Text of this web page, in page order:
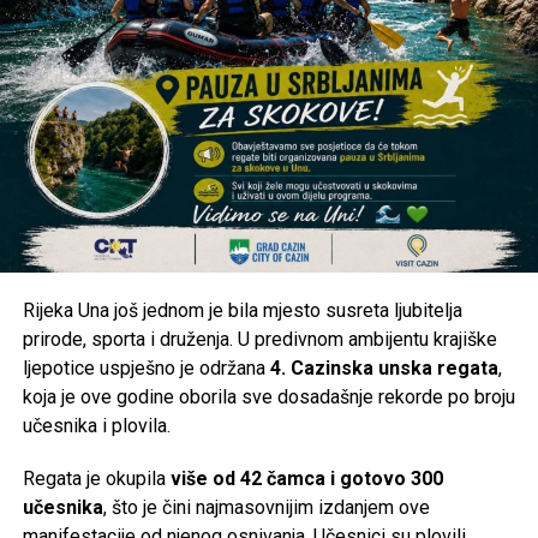
U ovakvim okolnostima posebno je važno da nadležne
službe redovno obavještavaju javnost o razlozima
restrikcija, očekivanom trajanju prekida i planovima za
stabilizaciju sistema, kako bi se građani mogli na vrijeme
organizovati.
Kakva je situacija kod vas?
Da li je voda stigla u vaše naselje ili ste i dalje bez
vodosnabdijevanja? Pišite nam u komentarima iz kojeg ste
informacije mogu pomoći i drugim građanima da steknu
jasniju sliku o stanju na području Cazina.
Share Post
Share
Mail
Rijeka Una još jednom je bila mjesto susreta ljubitelja
prirode, sporta i druženja. U predivnom ambijentu krajiške
ljepotice uspješno je održana 4. Cazinska unska regata,
koja je ove godine oborila sve dosadašnje rekorde po broju
učesnika i plovila.
Regata je okupila više od 42 čamca i gotovo 300
učesnika, što je čini najmasovnijim izdanjem ove